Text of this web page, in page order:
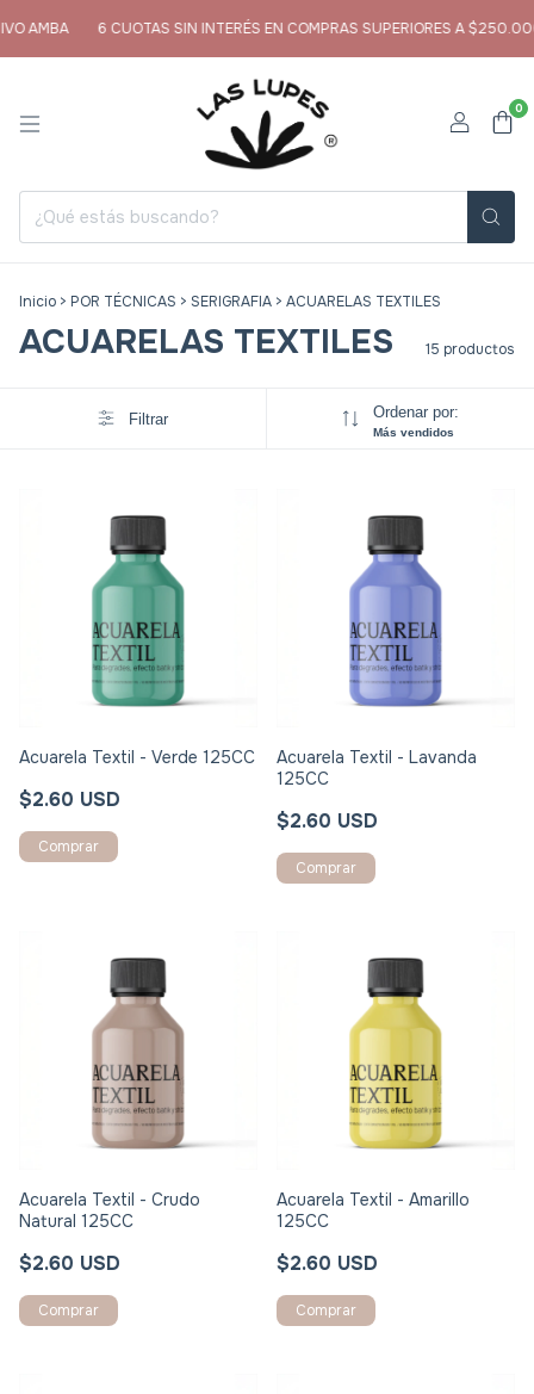
6 CUOTAS SIN INTERÉS EN COMPRAS SUPERIORES A $250.000
0
Inicio > POR TÉCNICAS > SERIGRAFIA > ACUARELAS TEXTILES
ACUARELAS TEXTILES 15 productos
Filtrar Ordenar por:
Más vendidos
Acuarela Textil - Verde 125CC
$2.60 USD
Acuarela Textil - Lavanda
125CC
$2.60 USD
Acuarela Textil - Crudo
Natural 125CC
$2.60 USD
Acuarela Textil - Amarillo
125CC
$2.60 USD